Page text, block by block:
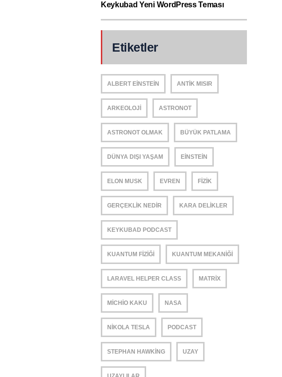
Keykubad Yeni WordPress Teması
Etiketler
ALBERT EINSTEIN ANTIK MISIR
ARKEOLOJI ASTRONOT
ASTRONOT OLMAK BÜYÜK PATLAMA
DÜNYA DIŞI YAŞAM EINSTEIN
ELON MUSK EVREN FIZIK
GERÇEKLIK NEDIR KARA DELIKLER
KEYKUBAD PODCAST
KUANTUM FIZIĞI KUANTUM MEKANIĞI
LARAVEL HELPER CLASS MATRIX
MICHIO KAKU NASA
NIKOLA TESLA PODCAST
STEPHAN HAWKING UZAY